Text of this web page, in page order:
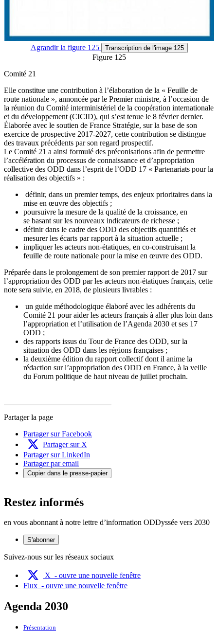
Agrandirla figure 125 Transcription de l'image 125
Figure 125
Comité 21
Elle constitue une contribution à l’élaboration de la « Feuille de
route nationale », annoncée par le Premier ministre, à l’occasion de
la réunion du Comité interministériel de la coopération internationale
et du développement (CICID), qui s’est tenue le 8 février dernier.
Élaborée avec le soutien de France Stratégie, sur la base de son
exercice de prospective 2017-2027, cette contribution se distingue
des travaux précédents par son regard prospectif.
Le Comité 21 a ainsi formulé des préconisations afin de permettre
l’accélération du processus de connaissance et d’appropriation
collective des ODD dans l’esprit de l’ODD 17 « Partenariats pour la
réalisation des objectifs » :
définir, dans un premier temps, des enjeux prioritaires dans la
mise en œuvre des objectifs ;
poursuivre la mesure de la qualité de la croissance, en
se basant sur les nouveaux indicateurs de richesse ;
définir dans le cadre des ODD des objectifs quantifiés et
mesurer les écarts par rapport à la situation actuelle ;
impliquer les acteurs non-étatiques, en co-construisant la
feuille de route nationale pour la mise en œuvre des ODD.
Préparée dans le prolongement de son premier rapport de 2017 sur
l’appropriation des ODD par les acteurs non-étatiques français, cette
note sera suivie, en 2018, de plusieurs livrables :
un guide méthodologique élaboré avec les adhérents du
Comité 21 pour aider les acteurs français à aller plus loin dans
l’appropriation et l’utilisation de l’Agenda 2030 et ses 17
ODD ;
des rapports issus du Tour de France des ODD, sur la
situation des ODD dans les régions françaises ;
la deuxième édition du rapport collectif dont il anime la
rédaction sur l’appropriation des ODD en France, à la veille
du Forum politique de haut niveau de juillet prochain.
Partager la page
Partager sur Facebook
Partager sur X
Partager sur LinkedIn
Partager par email
Copier dans le presse-papier
Restez informés
en vous abonnant à notre lettre d’information ODDyssée vers 2030
S'abonner
Suivez-nous sur les réseaux sociaux
X - ouvre une nouvelle fenêtre
Flux - ouvre une nouvelle fenêtre
Agenda 2030
Présentation